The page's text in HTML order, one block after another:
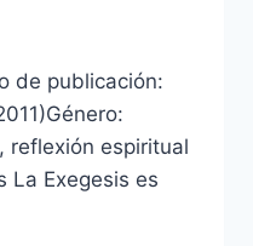
de publicación:
reflexión espiritual
La Exegesis es